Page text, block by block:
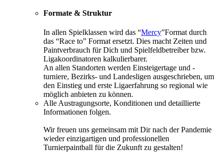
Formate & Struktur
In allen Spielklassen wird das “Mercy”Format durch
das “Race to” Format ersetzt. Dies macht Zeiten und
Paintverbrauch für Dich und Spielfeldbetreiber bzw.
Ligakoordinatoren kalkulierbarer.
An allen Standorten werden Einsteigertage und -
turniere, Bezirks- und Landesligen ausgeschrieben, um
den Einstieg und erste Ligaerfahrung so regional wie
möglich anbieten zu können.
Alle Austragungsorte, Konditionen und detaillierte
Informationen folgen.
Wir freuen uns gemeinsam mit Dir nach der Pandemie
wieder einzigartigen und professionellen
Turnierpaintball für die Zukunft zu gestalten!